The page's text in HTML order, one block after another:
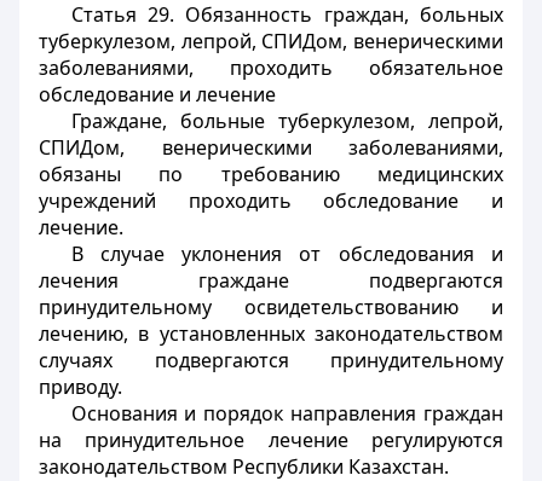
Статья 29. Обязанность граждан, больных
туберкулезом, лепрой, СПИДом, венерическими
заболеваниями, проходить обязательное
обследование и лечение
Граждане, больные туберкулезом, лепрой,
СПИДом, венерическими заболеваниями,
обязаны по требованию медицинских
учреждений проходить обследование и
лечение.
В случае уклонения от обследования и
лечения граждане подвергаются
принудительному освидетельствованию и
лечению, в установленных законодательством
случаях подвергаются принудительному
приводу.
Основания и порядок направления граждан
на принудительное лечение регулируются
законодательством Республики Казахстан.